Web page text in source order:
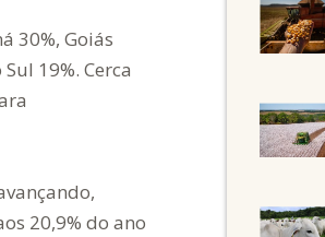
30%, Goiás
19%. Cerca
20,9% do ano